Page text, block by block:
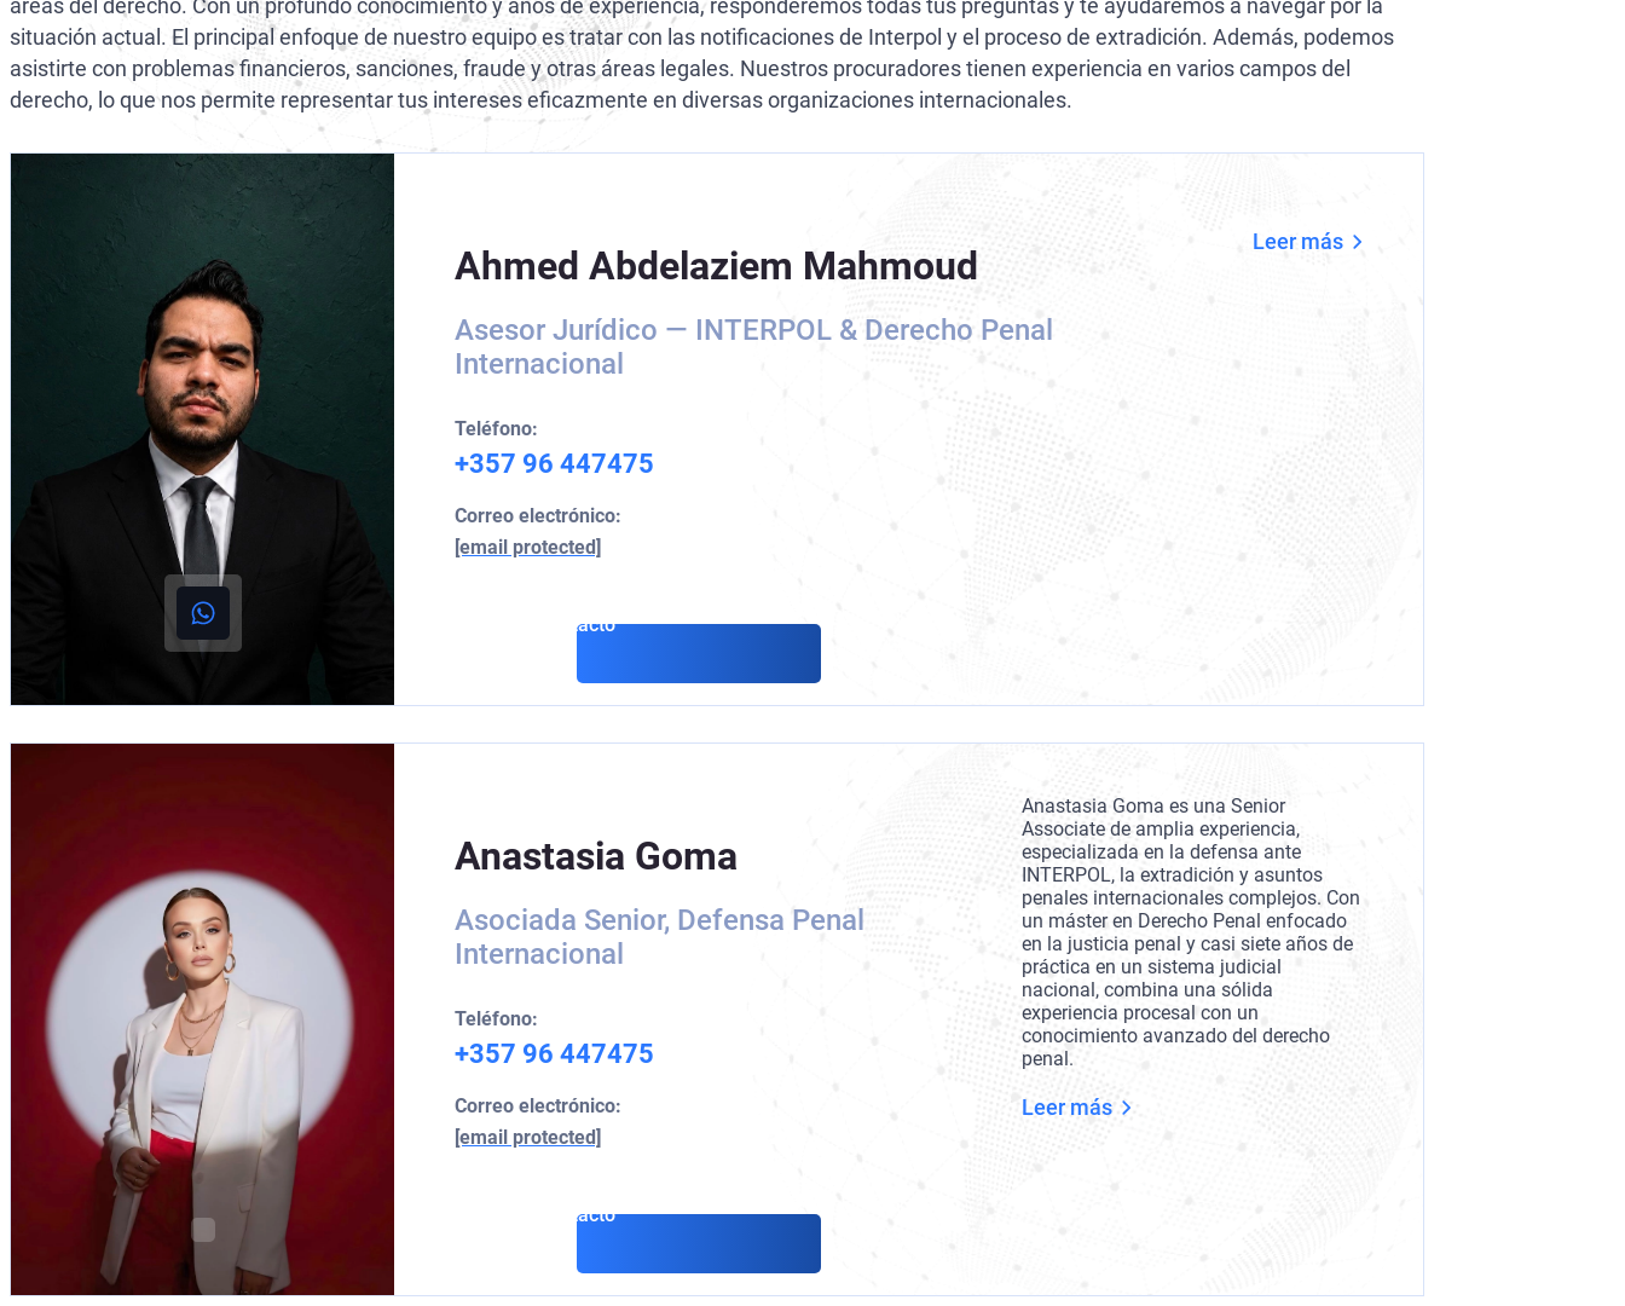
Ciberdelitos
Delitos Fiscales Internacionales
Extradición Colombia
Extradición Argentina
Extradición Venezuela
áreas del derecho. Con un profundo conocimiento y años de experiencia, responderemos todas tus preguntas y te ayudaremos a navegar por la
situación actual. El principal enfoque de nuestro equipo es tratar con las notificaciones de Interpol y el proceso de extradición. Además, podemos
asistirte con problemas financieros, sanciones, fraude y otras áreas legales. Nuestros procuradores tienen experiencia en varios campos del
derecho, lo que nos permite representar tus intereses eficazmente en diversas organizaciones internacionales.
Ahmed Abdelaziem Mahmoud
Asesor Jurídico — INTERPOL & Derecho Penal
Internacional
Teléfono:
+357 96 447475
Correo electrónico:
[email protected]
Contacto
Leer más
Anastasia Goma
Asociada Senior, Defensa Penal
Internacional
Teléfono:
+357 96 447475
Correo electrónico:
[email protected]
Contacto
Anastasia Goma es una Senior
Associate de amplia experiencia,
especializada en la defensa ante
INTERPOL, la extradición y asuntos
penales internacionales complejos. Con
un máster en Derecho Penal enfocado
en la justicia penal y casi siete años de
práctica en un sistema judicial
nacional, combina una sólida
experiencia procesal con un
conocimiento avanzado del derecho
penal.
Leer más